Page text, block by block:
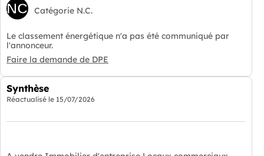
NC Catégorie N.C.
Le classement énergétique n'a pas été communiqué par
l'annonceur.
Faire la demande de DPE
Synthèse
Réactualisé le 15/07/2026